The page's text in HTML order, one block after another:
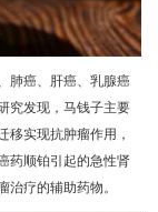
肺癌、肝癌、乳腺癌
究发现，马钱子主要
移实现抗肿瘤作用，
药顺铂引起的急性肾
疗的辅助药物。